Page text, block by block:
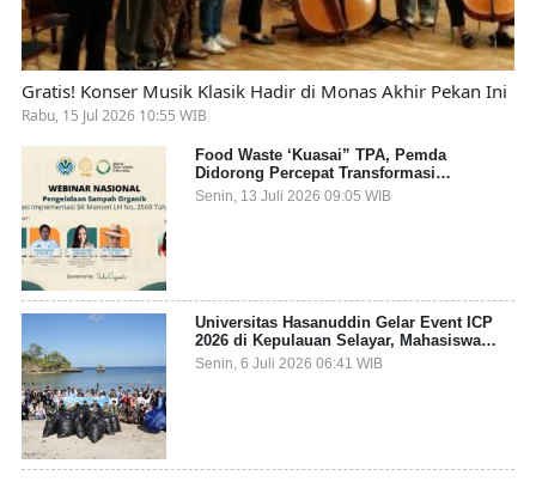
Gratis! Konser Musik Klasik Hadir di Monas Akhir Pekan Ini
Rabu, 15 Jul 2026 10:55 WIB
Food Waste ‘Kuasai” TPA, Pemda
Didorong Percepat Transformasi
Pengelolaan Sampah Organik dari Sumber
Senin, 13 Juli 2026 09:05 WIB
Universitas Hasanuddin Gelar Event ICP
2026 di Kepulauan Selayar, Mahasiswa
dari 27 Negara Jadi Partisipan
Senin, 6 Juli 2026 06:41 WIB